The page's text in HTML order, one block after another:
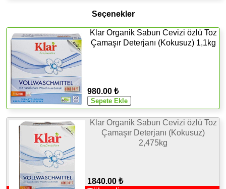
Seçenekler
Klar Organik Sabun Cevizi özlü Toz
Çamaşır Deterjanı (Kokusuz) 1,1kg
980.00 ₺
Klar Organik Sabun Cevizi özlü Toz
Çamaşır Deterjanı (Kokusuz)
2,475kg
1840.00 ₺